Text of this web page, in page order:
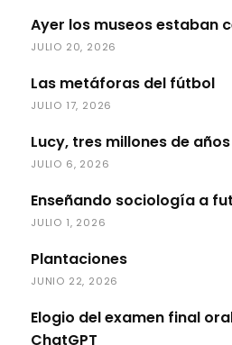
Ayer los museos estaban
JULIO 20, 2026
Las metáforas del fútbol
JULIO 17, 2026
Lucy, tres millones de
JULIO 6, 2026
Enseñando sociología a
JULIO 1, 2026
Plantaciones
JUNIO 22, 2026
Elogio del examen final
ChatGPT